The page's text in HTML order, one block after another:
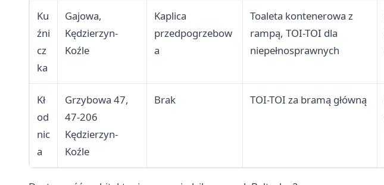
Ku
źni
cz
ka
Gajowa,
Kędzierzyn-
Koźle
Kaplica
przedpogrzebow
a
Toaleta kontenerowa z
rampą, TOI-TOI dla
niepełnosprawnych
Kł
od
nic
a
Grzybowa 47,
47-206
Kędzierzyn-
Koźle
Brak TOI-TOI za bramą główną